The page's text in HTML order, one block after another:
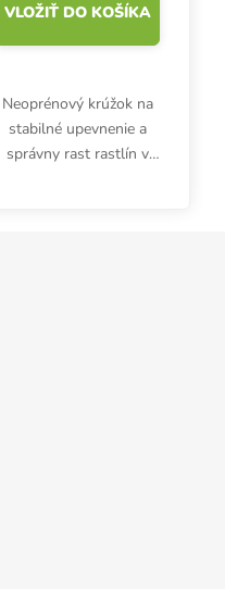
VLOŽIŤ DO KOŠÍKA
Neoprénový krúžok na
stabilné upevnenie a
správny rast rastlín v